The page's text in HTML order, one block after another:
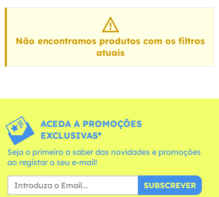
Não encontramos produtos com os filtros
atuais
ACEDA A PROMOÇÕES
EXCLUSIVAS*
Seja o primeiro a saber das novidades e promoções
ao registar o seu e-mail!
SUBSCREVER